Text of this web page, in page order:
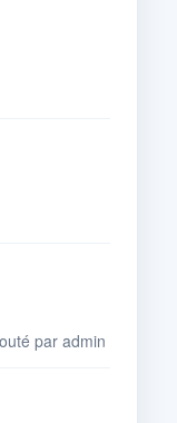
par admin